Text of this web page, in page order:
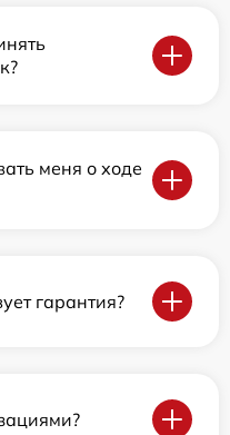
меня о ходе
гарантия?